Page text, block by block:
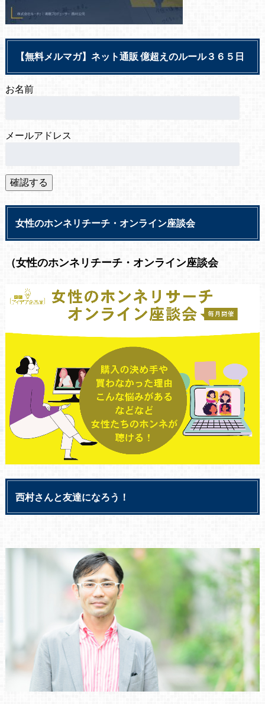
【無料メルマガ】ネット通販 億超えのルール３６５日
お名前
メールアドレス
女性のホンネリチーチ・オンライン座談会
（女性のホンネリチーチ・オンライン座談会
西村さんと友達になろう！